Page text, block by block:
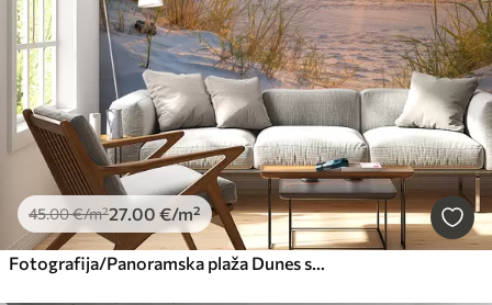
45.00€/m²27.00 €/m²
Fotografija/Panoramska plaža Dunes sa zalaskom sunca